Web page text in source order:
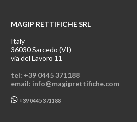
MAGIP RETTIFICHE SRL
Italy
36030 Sarcedo (VI)
via del Lavoro 11
tel: +39 0445 371188
email: info@magiprettifiche.com
+39 0445 371188